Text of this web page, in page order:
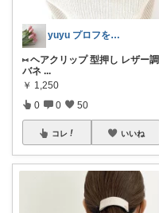
yuyu プロフを☘️今までありがとう
⑅ ヘアクリップ 型押し レザー調
バネ ...
￥ 1,250
0 0 50
コレ いいね